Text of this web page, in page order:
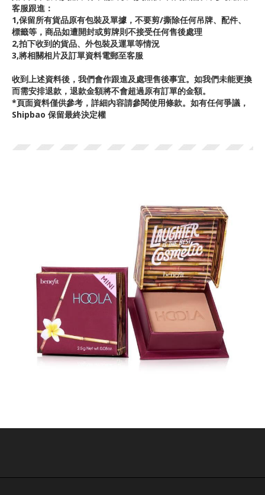
客服跟進：
1,保留所有貨品原有包裝及單據，不要剪/撕除任何吊牌、配件、
標籤等，商品如遭開封或剪牌則不接受任何售後處理
2,拍下收到的貨品、外包裝及運單等情況
3,將相關相片及訂單資料電郵至客服
收到上述資料後，我們會作跟進及處理售後事宜。如我們未能更換
而需安排退款，退款金額將不會超過原有訂單的金額。
*頁面資料僅供參考，詳細內容請參閱使用條款。如有任何爭議，
Shipbao 保留最終決定權